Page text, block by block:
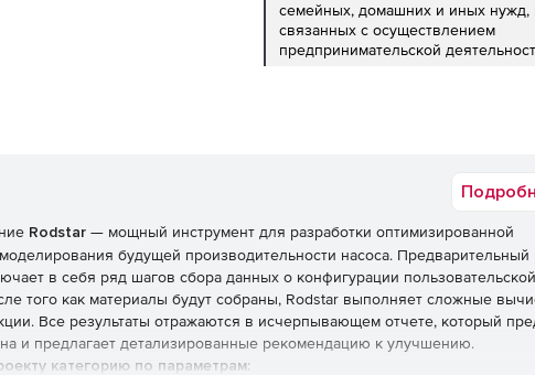
семейных, домашних и иных нужд,
связанных с осуществлением
предпринимательской
Rodstar — мощный инструмент для разработки оптимизированной
будущей производительности насоса. Предварительный
в себя ряд шагов сбора данных о конфигурации пользовательской
того как материалы будут собраны, Rodstar выполняет сложные
Все результаты отражаются в исчерпывающем отчете, который
и предлагает детализированные рекомендацию к улучшению.
категорию по параметрам: